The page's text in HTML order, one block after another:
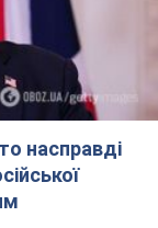
насправді